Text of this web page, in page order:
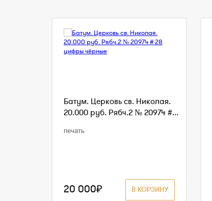
Батум. Церковь св. Николая.
20.000 руб. Рябч.2 № 20974 #...
печать
В КОРЗИНУ
20 000₽